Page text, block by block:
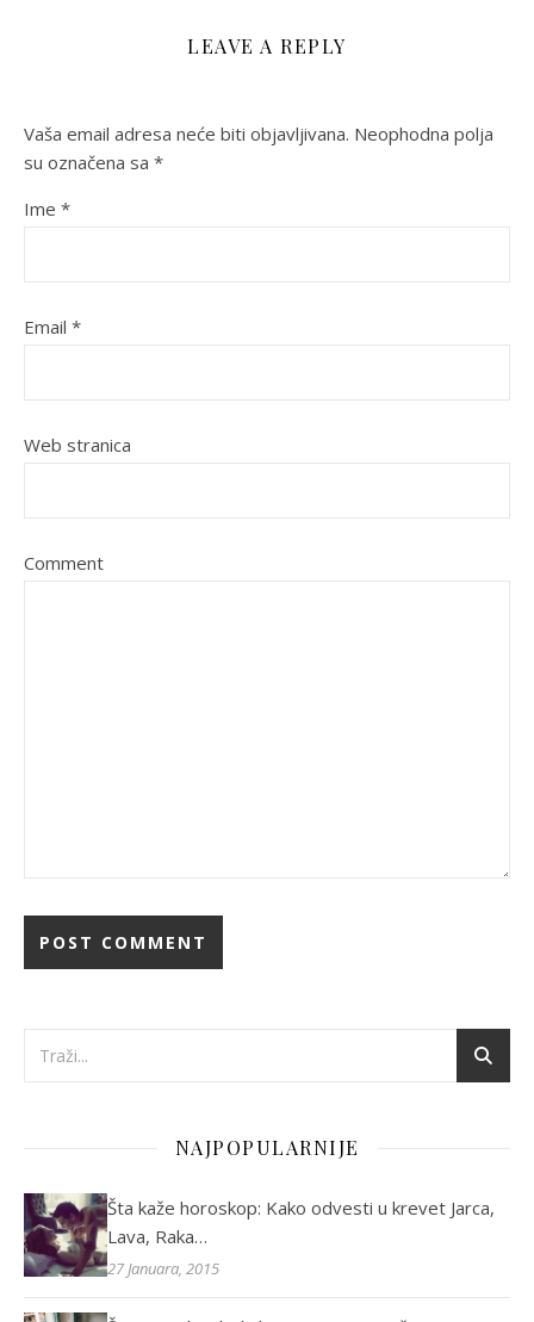
LEAVE A REPLY
Vaša email adresa neće biti objavljivana. Neophodna polja
su označena sa *
Ime *
Email *
Web stranica
Comment
NAJPOPULARNIJE
Šta kaže horoskop: Kako odvesti u krevet Jarca,
Lava, Raka…
27 Januara, 2015